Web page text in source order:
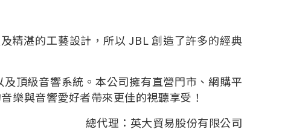
湛的工藝設計，所以 JBL 創造了許多的經典
頂級音響系統。本公司擁有直營門市、網購平
樂與音響愛好者帶來更佳的視聽享受！
總代理：英大貿易股份有限公司